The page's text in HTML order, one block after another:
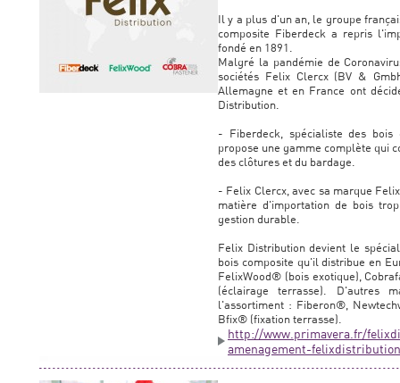
Il y a plus d'un an, le groupe
composite Fiberdeck a repris
fondé en 1891.
Malgré la pandémie de
sociétés Felix Clercx (BV &
Allemagne et en France ont
Distribution.
- Fiberdeck, spécialiste des
propose une gamme complète qui
des clôtures et du bardage.
- Felix Clercx, avec sa marque
matière d'importation de bois
gestion durable.
Felix Distribution devient le
bois composite qu'il distribue en
FelixWood® (bois exotique),
(éclairage terrasse). D'autres
l'assortiment : Fiberon®,
Bfix® (fixation terrasse).
http://www.primavera.fr/
amenagement-